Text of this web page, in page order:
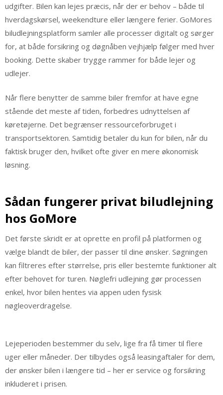
udgifter. Bilen kan lejes præcis, når der er behov – både til
hverdagskørsel, weekendture eller længere ferier. GoMores
biludlejningsplatform samler alle processer digitalt og sørger
for, at både forsikring og døgnåben vejhjælp følger med hver
booking. Dette skaber trygge rammer for både lejer og
udlejer.
Når flere benytter de samme biler fremfor at have egne
stående det meste af tiden, forbedres udnyttelsen af
køretøjerne. Det begrænser ressourceforbruget i
transportsektoren. Samtidig betaler du kun for bilen, når du
faktisk bruger den, hvilket ofte giver en mere økonomisk
løsning.
Sådan fungerer privat biludlejning
hos GoMore
Det første skridt er at oprette en profil på platformen og
vælge blandt de biler, der passer til dine ønsker. Søgningen
kan filtreres efter størrelse, pris eller bestemte funktioner alt
efter behovet for turen. Nøglefri udlejning gør processen
enkel, hvor bilen hentes via appen uden fysisk
nøgleoverdragelse.
Lejeperioden bestemmer du selv, lige fra få timer til flere
uger eller måneder. Der tilbydes også leasingaftaler for dem,
der ønsker bilen i længere tid – her er service og forsikring
inkluderet i prisen.